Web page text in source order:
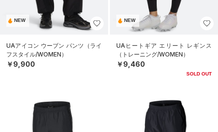
NEW
UAアイコン ウーブン パンツ（ライ
フスタイル/WOMEN）
￥9,900
NEW
UAヒートギア エリート レギンス
（トレーニング/WOMEN）
￥9,460
SOLD OUT